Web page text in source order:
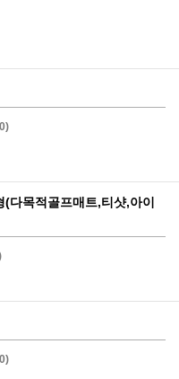
다목적골프매트,티샷,아이